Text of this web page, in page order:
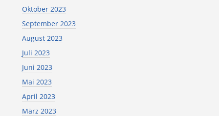
Oktober 2023
September 2023
August 2023
Juli 2023
Juni 2023
Mai 2023
April 2023
März 2023